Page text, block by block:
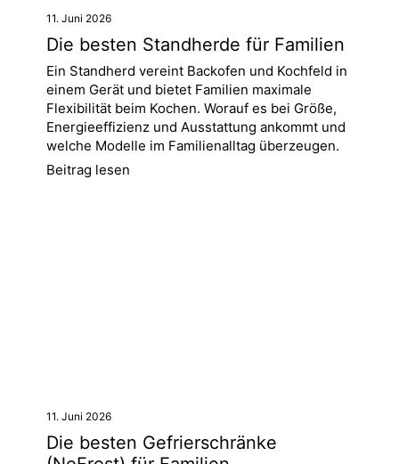
11. Juni 2026
Die besten Standherde für Familien
Ein Standherd vereint Backofen und Kochfeld in
einem Gerät und bietet Familien maximale
Flexibilität beim Kochen. Worauf es bei Größe,
Energieeffizienz und Ausstattung ankommt und
welche Modelle im Familienalltag überzeugen.
Beitrag lesen
11. Juni 2026
Die besten Gefrierschränke